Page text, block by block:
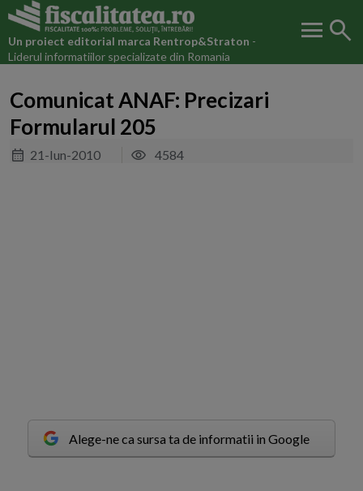
Un proiect editorial marca Rentrop&Straton -
Liderul informatiilor specializate din Romania
menu search
Comunicat ANAF: Precizari
Formularul 205
21-Iun-2010 4584
Alege-ne ca sursa ta de informatii in Google